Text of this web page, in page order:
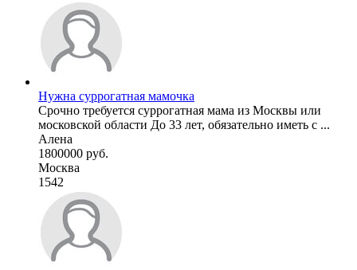
Нужна суррогатная мамочка
Срочно требуется суррогатная мама из Москвы или
московской области До 33 лет, обязательно иметь с ...
Алена
1800000 руб.
Москва
1542